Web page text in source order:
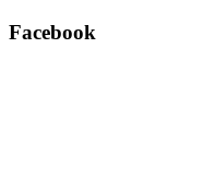
Facebook